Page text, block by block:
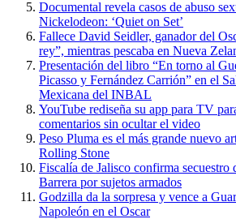
Documental revela casos de abuso
Nickelodeon: ‘Quiet on Set’
Fallece David Seidler, ganador del
rey”, mientras pescaba en Nueva
Presentación del libro “En torno al
Picasso y Fernández Carrión” en el
Mexicana del INBAL
YouTube rediseña su app para TV
comentarios sin ocultar el video
Peso Pluma es el más grande nuevo
Rolling Stone
Fiscalía de Jalisco confirma secuestro
Barrera por sujetos armados
Godzilla da la sorpresa y vence a
Napoleón en el Oscar